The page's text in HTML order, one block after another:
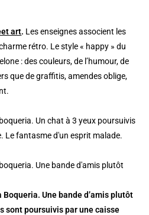
art. Les enseignes associent les
rétro. Le style « happy » du
: des couleurs, de l’humour, de
que de graffitis, amendes oblige,
Une bande d’amis plutôt
sont poursuivis par une caisse